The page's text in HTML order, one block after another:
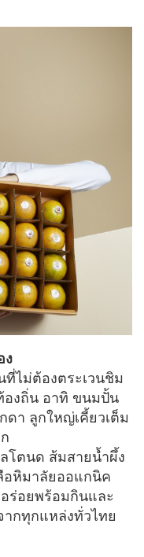
ง
ที่ไม่ต้องตระเวนชิม
งถิ่น อาทิ ขนมปั้น
า ลูกใหญ่เคี้ยวเต็ม
โตนด ส้มสายน้ำผึ้ง
อหิมาลัยออแกนิค
อร่อยพร้อมกินและ
ากทุกแหล่งทั่วไทย